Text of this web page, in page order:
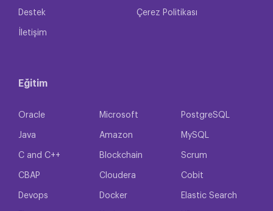
Destek
İletişim
Çerez Politikası
Eğitim
Oracle Microsoft PostgreSQL
Java Amazon MySQL
C and C++ Blockchain Scrum
CBAP Cloudera Cobit
Devops Docker Elastic Search